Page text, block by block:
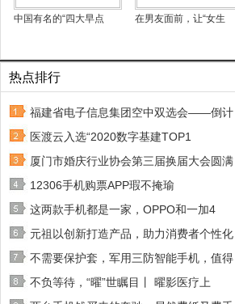
中国有名的“四大早点 在男友面前，让“女生
热点排行
福建省电子信息集团空中双选会——倒计
医渡云入选“2020数字基建TOP1
厦门市婚庆行业协会第三届换届大会圆满
12306手机购票APP瑕不掩瑜
这两款手机都是一家，OPPO和一加4
元祖以创新打造产品，助力消费者个性化
不需要保护套，军用三防智能手机，值得
不负等待，“曜”世瞩目丨 曜影医疗上